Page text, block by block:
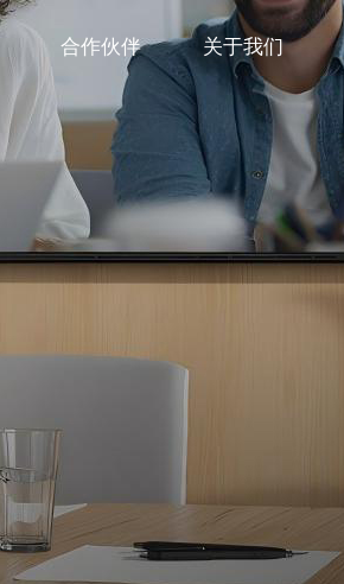
合作伙伴 关于我们